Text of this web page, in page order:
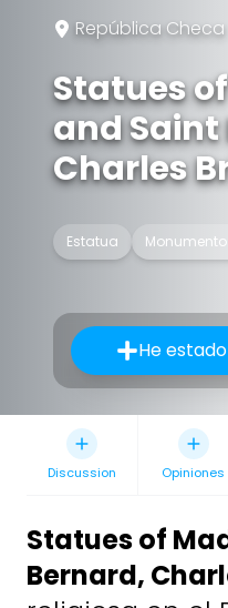
República Checa
Statues
and
Charles
Estatua
He
Discussion Opiniones
Statues of
Bernard,